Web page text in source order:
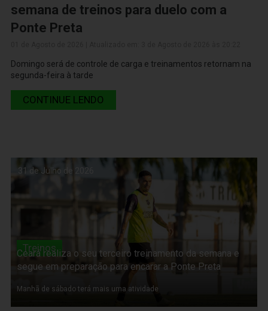
semana de treinos para duelo com a
Ponte Preta
Domingo será de controle de carga e treinamentos retornam na
segunda-feira à tarde
CONTINUE LENDO
31 de Julho de 2026
Treinos
Ceará realiza o seu terceiro treinamento da semana e
segue em preparação para encarar a Ponte Preta
Manhã de sábado terá mais uma atividade